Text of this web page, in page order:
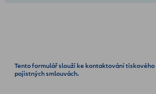
Tento formulář slouží ke kontaktování
pojistných smlouvách.